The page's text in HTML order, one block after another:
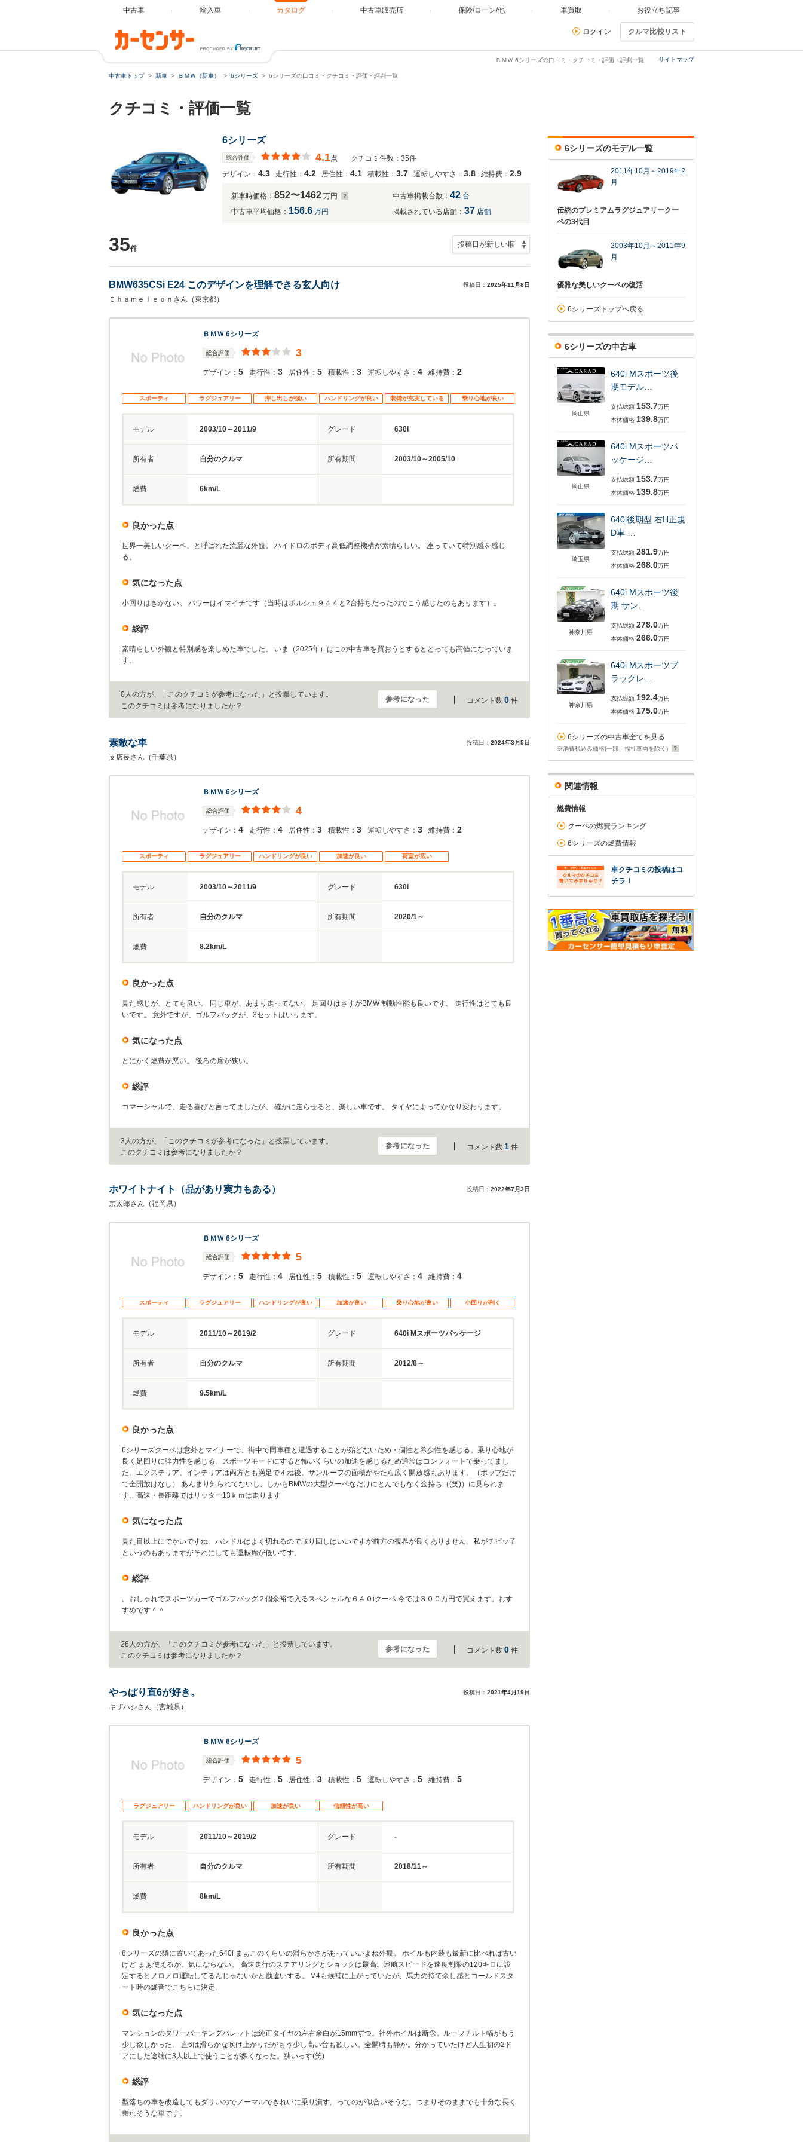
中古車 輸入車 カタログ 中古車販売店 保険/ローン/他 車買取 お役立ち記事
ログイン クルマ比較リスト
サイトマップ
ＢＭＷ 6シリーズの口コミ・クチコミ・評価・評判一覧
中古車トップ 新車 ＢＭＷ（新車） 6シリーズ 6シリーズの口コミ・クチコミ・評価・評判一覧
クチコミ・評価一覧
6シリーズ
総合評価 4.1点
クチコミ件数：35件
デザイン： 4.3 走行性： 4.2 居住性： 4.1 積載性： 3.7 運転しやすさ： 3.8 維持費： 2.9
新車時価格： 852〜1462 万円 中古車掲載台数： 42 台
中古車平均価格： 156.6 万円 掲載されている店舗： 37 店舗
35件
BMW635CSi E24 このデザインを理解できる玄人向け 投稿日： 2025年11月8日
Ｃｈａｍｅｌｅｏｎさん（東京都）
ＢＭＷ 6シリーズ
総合評価 3
デザイン： 5 走行性： 3 居住性： 5 積載性： 3 運転しやすさ： 4 維持費： 2
スポーティ ラグジュアリー 押し出しが強い ハンドリングが良い 装備が充実している 乗り心地が良い
モデル 2003/10～2011/9 グレード 630i
所有者 自分のクルマ 所有期間 2003/10～2005/10
燃費 6km/L
良かった点
世界一美しいクーペ、と呼ばれた流麗な外観。 ハイドロのボディ高低調整機構が素晴らしい。 座っていて特別感を感じ
る。
気になった点
小回りはきかない。 パワーはイマイチです（当時はポルシェ９４４と2台持ちだったのでこう感じたのもあります）。
総評
素晴らしい外観と特別感を楽しめた車でした。 いま（2025年）はこの中古車を買おうとするととっても高値になっていま
す。
0人の方が、「このクチコミが参考になった」と投票しています。
このクチコミは参考になりましたか？
参考になった コメント数 0 件
素敵な車 投稿日： 2024年3月5日
支店長さん（千葉県）
ＢＭＷ 6シリーズ
総合評価 4
デザイン： 4 走行性： 4 居住性： 3 積載性： 3 運転しやすさ： 3 維持費： 2
スポーティ ラグジュアリー ハンドリングが良い 加速が良い 荷室が広い
モデル 2003/10～2011/9 グレード 630i
所有者 自分のクルマ 所有期間 2020/1～
燃費 8.2km/L
良かった点
見た感じが、とても良い。 同じ車が、あまり走ってない。 足回りはさすがBMW 制動性能も良いです。 走行性はとても良
いです。 意外ですが、ゴルフバッグが、3セットはいります。
気になった点
とにかく燃費が悪い。 後ろの席が狭い。
総評
コマーシャルで、走る喜びと言ってましたが、 確かに走らせると、楽しい車です。 タイヤによってかなり変わります。
3人の方が、「このクチコミが参考になった」と投票しています。
このクチコミは参考になりましたか？
参考になった コメント数 1 件
ホワイトナイト（品があり実力もある） 投稿日： 2022年7月3日
京太郎さん（福岡県）
ＢＭＷ 6シリーズ
総合評価 5
デザイン： 5 走行性： 4 居住性： 5 積載性： 5 運転しやすさ： 4 維持費： 4
スポーティ ラグジュアリー ハンドリングが良い 加速が良い 乗り心地が良い 小回りが利く
モデル 2011/10～2019/2 グレード 640i Mスポーツパッケージ
所有者 自分のクルマ 所有期間 2012/8～
燃費 9.5km/L
良かった点
6シリーズクーペは意外とマイナーで、街中で同車種と遭遇することが殆どないため・個性と希少性を感じる。乗り心地が
良く足回りに弾力性を感じる。スポーツモードにすると怖いくらいの加速を感じるため通常はコンフォートで乗ってまし
た。エクステリア、インテリアは両方とも満足ですね後、サンルーフの面積がやたら広く開放感もあります。（ポップだけ
で全開放はなし） あんまり知られてないし、しかもBMWの大型クーペなだけにとんでもなく金持ち（(笑)）に見られま
す。高速・長距離ではリッター13ｋｍは走ります
気になった点
見た目以上にでかいですね。ハンドルはよく切れるので取り回しはいいですが前方の視界が良くありません。私がチビッ子
というのもありますがそれにしても運転席が低いです。
総評
。おしゃれでスポーツカーでゴルフバッグ２個余裕で入るスペシャルな６４０iクーペ 今では３００万円で買えます。おす
すめです＾＾
26人の方が、「このクチコミが参考になった」と投票しています。
このクチコミは参考になりましたか？
参考になった コメント数 0 件
やっぱり直6が好き。 投稿日： 2021年4月19日
キザハシさん（宮城県）
ＢＭＷ 6シリーズ
総合評価 5
デザイン： 5 走行性： 5 居住性： 3 積載性： 5 運転しやすさ： 5 維持費： 5
ラグジュアリー ハンドリングが良い 加速が良い 信頼性が高い
モデル 2011/10～2019/2 グレード -
所有者 自分のクルマ 所有期間 2018/11～
燃費 8km/L
良かった点
8シリーズの隣に置いてあった640i まぁこのくらいの滑らかさがあっていいよね外観。 ホイルも内装も最新に比べれば古い
けど まぁ使えるか。気にならない。 高速走行のステアリングとショックは最高。巡航スピードを速度制限の120キロに設
定するとノロノロ運転してるんじゃないかと勘違いする。 M4も候補に上がっていたが、馬力の持て余し感とコールドスタ
ート時の爆音でこちらに決定。
気になった点
マンションのタワーパーキングパレットは純正タイヤの左右余白が15mmずつ。社外ホイルは断念。ルーフチルト幅がもう
少し欲しかった。 直6は滑らかな吹け上がりだがもう少し高い音も欲しい。全開時も静か。分かっていたけど人生初の2ド
アにした途端に3人以上で使うことが多くなった。狭いっす(笑)
総評
型落ちの車を改造してもダサいのでノーマルできれいに乗り潰す。ってのが似合いそうな。つまりそのままでも十分な長く
乗れそうな車です。
6シリーズのモデル一覧
2011年10月～2019年2
月
伝統のプレミアムラグジュアリークー
ペの3代目
2003年10月～2011年9
月
優雅な美しいクーペの復活
6シリーズトップへ戻る
6シリーズの中古車
岡山県
640i Mスポーツ後
期モデル…
支払総額 153.7万円
本体価格 139.8万円
岡山県
640i Mスポーツパ
ッケージ…
支払総額 153.7万円
本体価格 139.8万円
埼玉県
640i後期型 右H正規
D車 …
支払総額 281.9万円
本体価格 268.0万円
神奈川県
640i Mスポーツ後
期 サン…
支払総額 278.0万円
本体価格 266.0万円
神奈川県
640i Mスポーツブ
ラックレ…
支払総額 192.4万円
本体価格 175.0万円
6シリーズの中古車全てを見る
※消費税込み価格(一部、福祉車両を除く)
関連情報
燃費情報
クーペの燃費ランキング
6シリーズの燃費情報
車クチコミの投稿はコ
チラ！